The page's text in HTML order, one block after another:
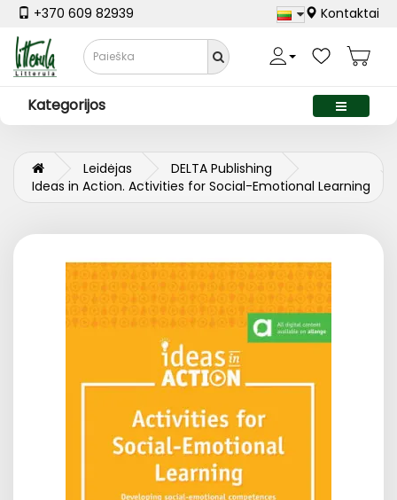
+370 609 82939 Kontaktai
Kategorijos
Leidėjas
DELTA Publishing
Ideas in Action. Activities for Social-Emotional Learning